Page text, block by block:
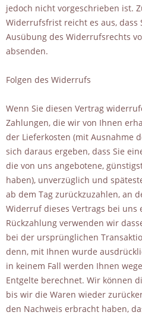
jedoch nicht vorgeschrieben ist.
Widerrufsfrist reicht es aus,
Ausübung des Widerrufsrechts
absenden.
Folgen des Widerrufs
Wenn Sie diesen Vertrag
Zahlungen, die wir von Ihnen
der Lieferkosten (mit Ausnahme
sich daraus ergeben, dass Sie
die von uns angebotene,
haben), unverzüglich und
ab dem Tag zurückzuzahlen, an
Widerruf dieses Vertrags bei uns
Rückzahlung verwenden wir
bei der ursprünglichen
denn, mit Ihnen wurde
in keinem Fall werden Ihnen
Entgelte berechnet. Wir können
bis wir die Waren wieder
den Nachweis erbracht haben,